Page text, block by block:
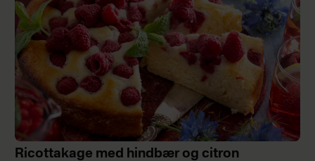
Ricottakage med hindbær og citron